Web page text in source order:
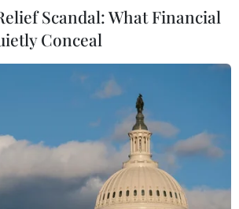
Scandal: What Financial
Conceal